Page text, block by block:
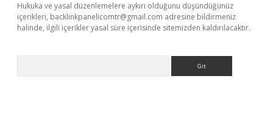
Hukuka ve yasal düzenlemelere aykırı olduğunu düşündüğünüz
içerikleri, backlinkpanelicomtr@gmail.com adresine bildirmeniz
halinde, ilgili içerikler yasal süre içerisinde sitemizden kaldırılacaktır.